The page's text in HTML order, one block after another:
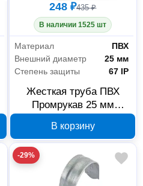
248 ₽435 ₽
В наличии 1525 шт
Материал
ПВХ
Внешний диаметр
25 мм
Степень защиты
67 IP
Жесткая труба ПВХ
Промрукав 25 мм
В корзину
-29%